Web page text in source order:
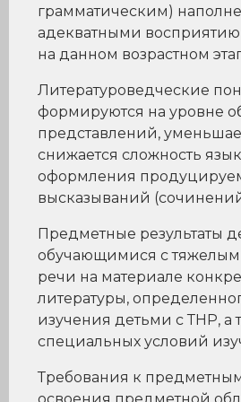
грамматическим)
адекватными
на данном возрастном
Литературоведческие
формируются на уровне
представлений,
снижается сложность
оформления
высказываний
Предметные результаты
обучающимися с
речи на материале
литературы,
изучения детьми с ТНР, а
специальных условий
Требования к предметным